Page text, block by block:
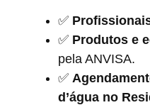
✅
✅ Produtos e
pela ANVISA.
✅
d’água no